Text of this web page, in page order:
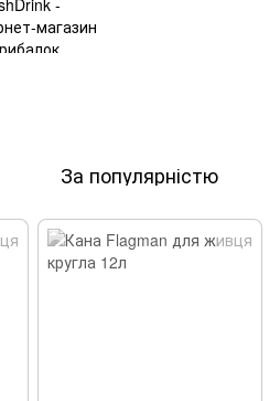
За популярністю